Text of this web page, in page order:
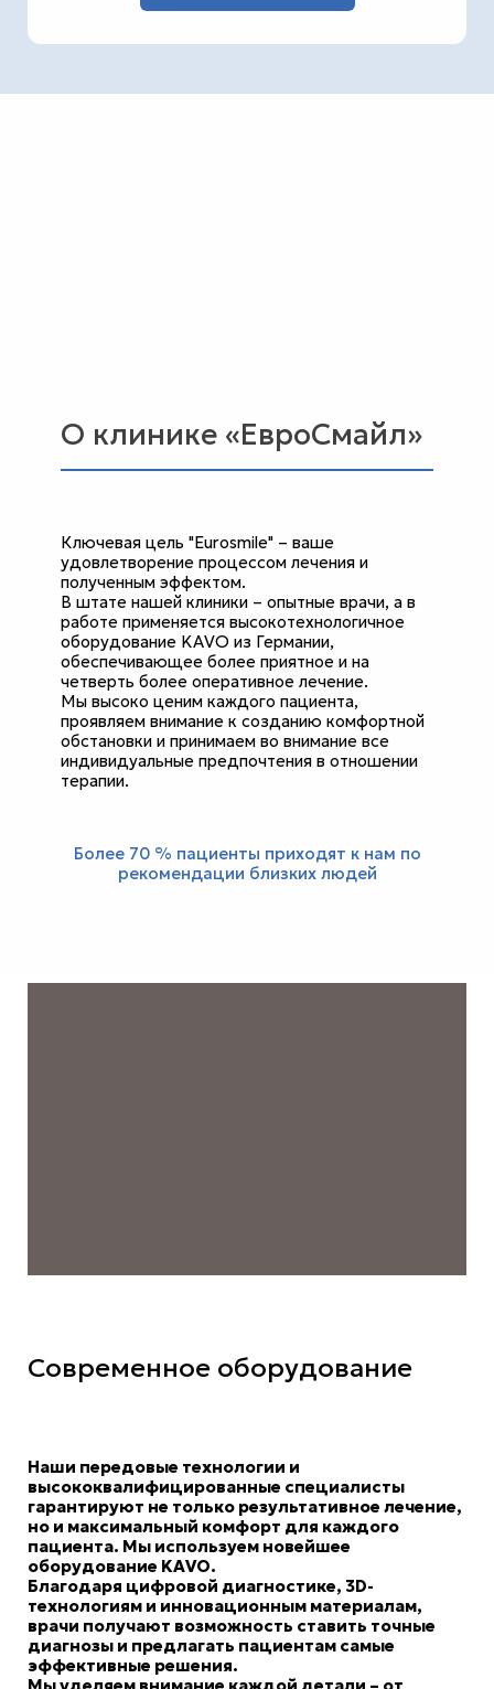
О клинике «ЕвроСмайл»
Ключевая цель "Eurosmile" – ваше
удовлетворение процессом лечения и
полученным эффектом.
В штате нашей клиники – опытные врачи, а в
работе применяется высокотехнологичное
оборудование KAVO из Германии,
обеспечивающее более приятное и на
четверть более оперативное лечение.
Мы высоко ценим каждого пациента,
проявляем внимание к созданию комфортной
обстановки и принимаем во внимание все
индивидуальные предпочтения в отношении
терапии.
Более 70 % пациенты приходят к нам по
рекомендации близких людей
Современное оборудование
Наши передовые технологии и
высококвалифицированные специалисты
гарантируют не только результативное лечение,
но и максимальный комфорт для каждого
пациента. Мы используем новейшее
оборудование KAVO.
Благодаря цифровой диагностике, 3D-
технологиям и инновационным материалам,
врачи получают возможность ставить точные
диагнозы и предлагать пациентам самые
эффективные решения.